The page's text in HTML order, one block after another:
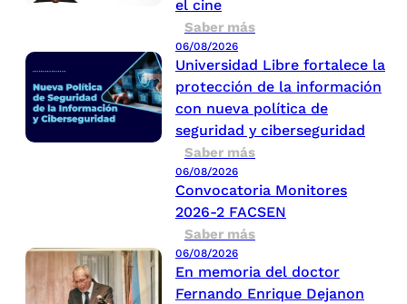
el cine
Saber más
06/08/2026
Universidad Libre fortalece la
protección de la información
con nueva política de
seguridad y ciberseguridad
Saber más
06/08/2026
Convocatoria Monitores
2026-2 FACSEN
Saber más
06/08/2026
En memoria del doctor
Fernando Enrique Dejanon